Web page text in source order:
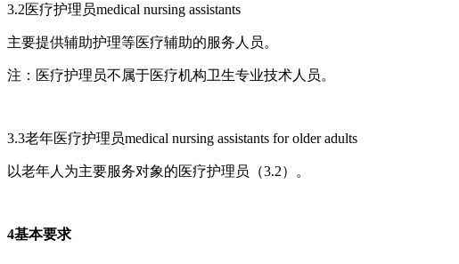
3.2医疗护理员medical nursing assistants
主要提供辅助护理等医疗辅助的服务人员。
注：医疗护理员不属于医疗机构卫生专业技术人员。
3.3老年医疗护理员medical nursing assistants for older adults
以老年人为主要服务对象的医疗护理员（3.2）。
4基本要求